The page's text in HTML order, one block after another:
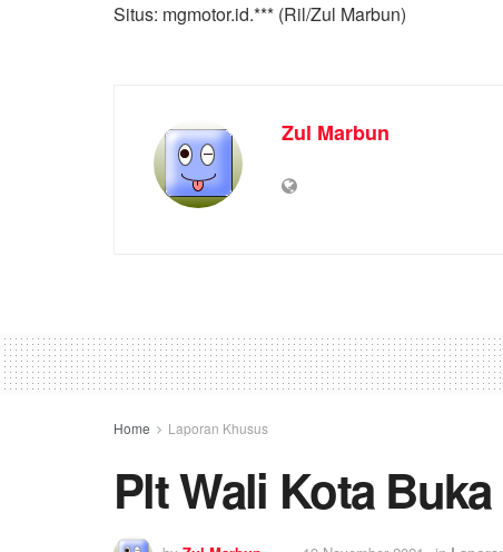
Situs: mgmotor.id.*** (Ril/Zul Marbun)
Zul Marbun
Home Laporan Khusus
Plt Wali Kota